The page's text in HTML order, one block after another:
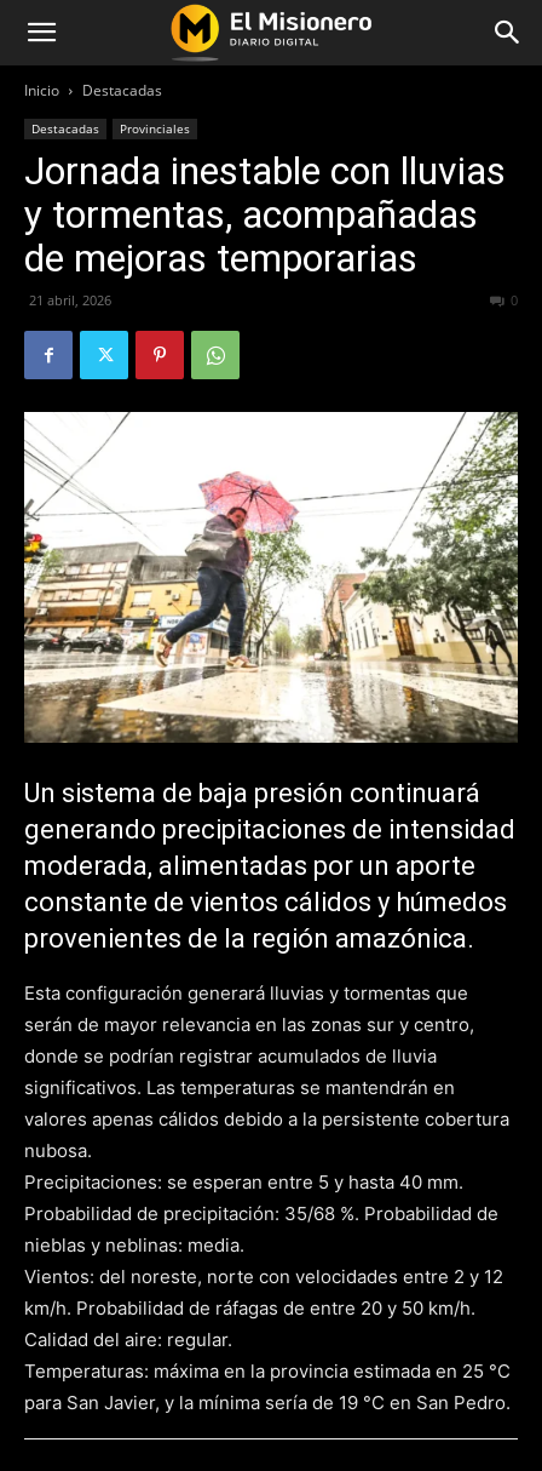
Inicio Destacadas
Destacadas Provinciales
Jornada inestable con lluvias
y tormentas, acompañadas
de mejoras temporarias
21 abril, 2026 0
Un sistema de baja presión continuará
generando precipitaciones de intensidad
moderada, alimentadas por un aporte
constante de vientos cálidos y húmedos
provenientes de la región amazónica.
Esta configuración generará lluvias y tormentas que
serán de mayor relevancia en las zonas sur y centro,
donde se podrían registrar acumulados de lluvia
significativos. Las temperaturas se mantendrán en
valores apenas cálidos debido a la persistente cobertura
nubosa.
Precipitaciones: se esperan entre 5 y hasta 40 mm.
Probabilidad de precipitación: 35/68 %. Probabilidad de
nieblas y neblinas: media.
Vientos: del noreste, norte con velocidades entre 2 y 12
km/h. Probabilidad de ráfagas de entre 20 y 50 km/h.
Calidad del aire: regular.
Temperaturas: máxima en la provincia estimada en 25 °C
para San Javier, y la mínima sería de 19 °C en San Pedro.